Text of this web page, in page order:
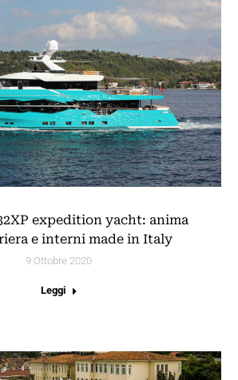
expedition yacht: anima
e interni made in Italy
9 Ottobre 2020
Leggi